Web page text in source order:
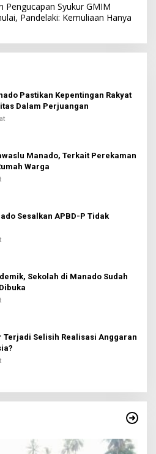
Pengucapan Syukur GMIM
Pandelaki: Kemuliaan Hanya
Pastikan Kepentingan Rakyat
Dalam Perjuangan
Manado, Terkait Perekaman
Warga
Sesalkan APBD-P Tidak
Sekolah di Manado Sudah
Terjadi Selisih Realisasi Anggaran